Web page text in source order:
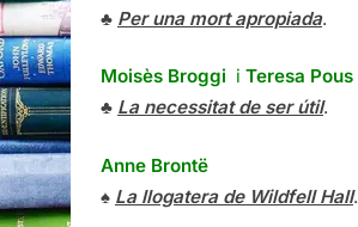
♣ Per una mort apropiada.
Moisès Broggi i Teresa Pous
♣ La necessitat de ser útil.
Anne Brontë
♠ La llogatera de Wildfell Hall.